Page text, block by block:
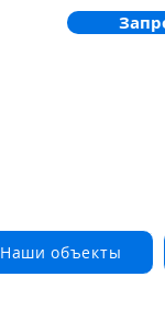
Наши объекты